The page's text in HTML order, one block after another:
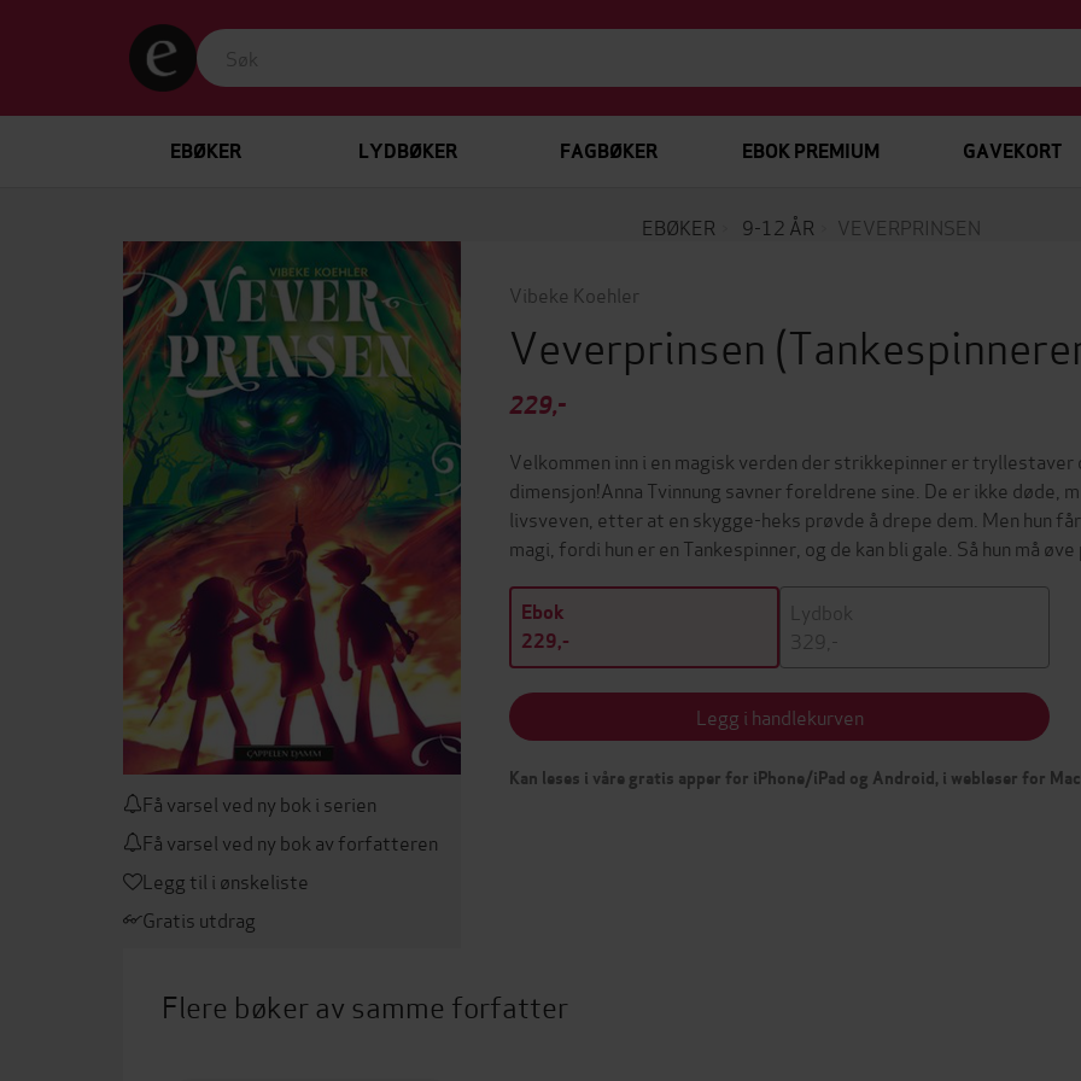
EBØKER LYDBØKER FAGBØKER EBOK PREMIUM GAVEKORT
EBØKER 9-12 ÅR VEVERPRINSEN
Få varsel ved ny bok i serien
Få varsel ved ny bok av forfatteren
Legg til i ønskeliste
Gratis utdrag
Vibeke Koehler
Veverprinsen
229,-
Velkommen inn i en magisk verden der strikkepinner er
dimensjon!Anna Tvinnung savner foreldrene sine. De er ikke døde,
livsveven, etter at en skygge-heks prøvde å drepe dem. Men hun
magi, fordi hun er en Tankespinner, og de kan bli gale. Så hun må
Ebok
229,-
Lydbok
329,-
Legg i handlekurven
Kan leses i våre gratis apper for iPhone/iPad og Android, i webleser for
Flere bøker av samme forfatter